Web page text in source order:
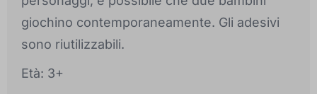
giochino contemporaneamente. Gli adesivi
sono riutilizzabili.
Età: 3+